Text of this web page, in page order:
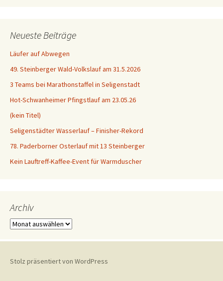
Neueste Beiträge
Läufer auf Abwegen
49. Steinberger Wald-Volkslauf am 31.5.2026
3 Teams bei Marathonstaffel in Seligenstadt
Hot-Schwanheimer Pfingstlauf am 23.05.26
(kein Titel)
Seligenstädter Wasserlauf – Finisher-Rekord
78. Paderborner Osterlauf mit 13 Steinberger
Kein Lauftreff-Kaffee-Event für Warmduscher
Archiv
Archiv
Stolz präsentiert von WordPress